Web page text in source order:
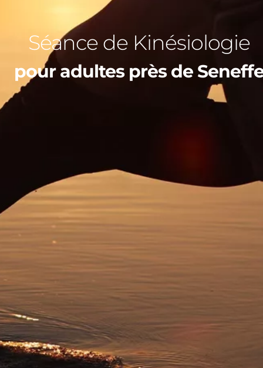
Séance de Kinésiologie
pour adultes près de